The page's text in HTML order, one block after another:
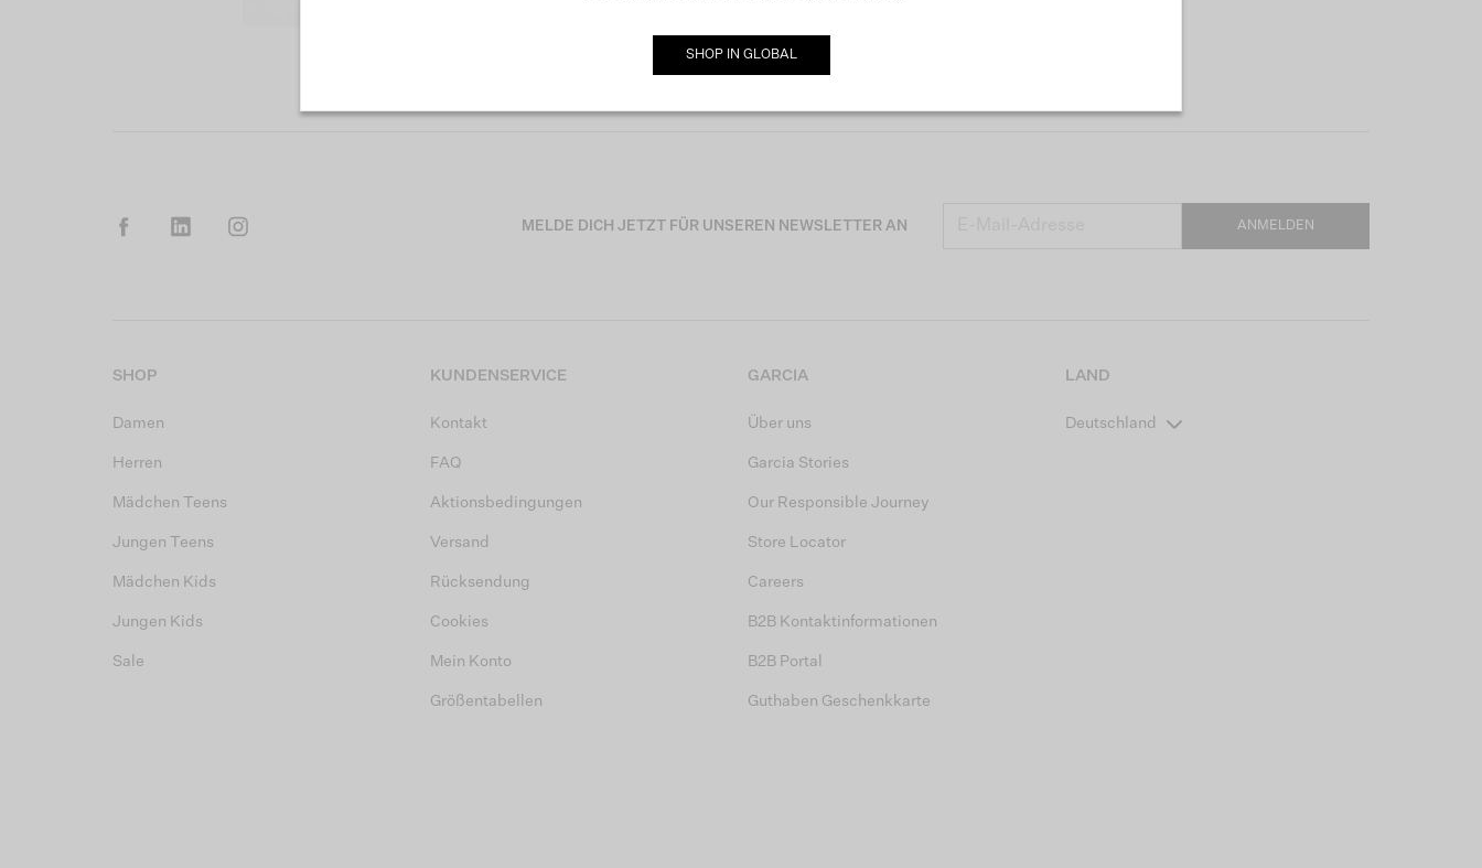
MELDE DICH JETZT FÜR UNSEREN NEWSLETTER AN ANMELDEN
SHOP
Damen
Herren
Mädchen Teens
Jungen Teens
Mädchen Kids
Jungen Kids
Sale
KUNDENSERVICE
Kontakt
FAQ
Aktionsbedingungen
Versand
Rücksendung
Cookies
Mein Konto
Größentabellen
GARCIA
Über uns
Garcia Stories
Our Responsible Journey
Store Locator
Careers
B2B Kontaktinformationen
B2B Portal
Guthaben Geschenkkarte
LAND
Deutschland
SHOP IN GLOBAL